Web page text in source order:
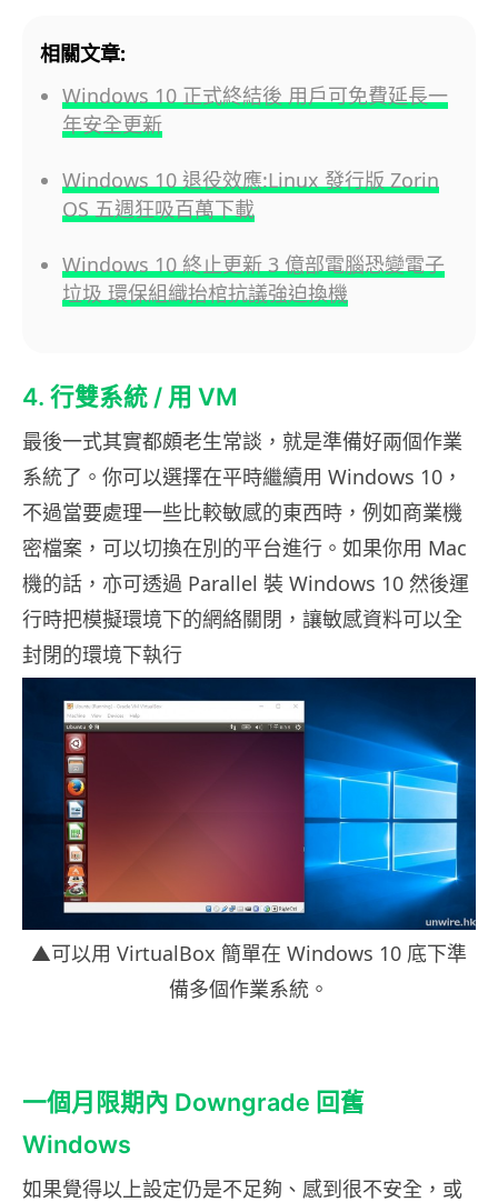
相關文章:
Windows 10 正式終結後 用戶可免費延長一
年安全更新
Windows 10 退役效應:Linux 發行版 Zorin
OS 五週狂吸百萬下載
Windows 10 終止更新 3 億部電腦恐變電子
垃圾 環保組織抬棺抗議強迫換機
4. 行雙系統 / 用 VM
最後一式其實都頗老生常談，就是準備好兩個作業
系統了。你可以選擇在平時繼續用 Windows 10，
不過當要處理一些比較敏感的東西時，例如商業機
密檔案，可以切換在別的平台進行。如果你用 Mac
機的話，亦可透過 Parallel 裝 Windows 10 然後運
行時把模擬環境下的網絡關閉，讓敏感資料可以全
封閉的環境下執行
▲可以用 VirtualBox 簡單在 Windows 10 底下準
備多個作業系統。
一個月限期內 Downgrade 回舊
Windows
如果覺得以上設定仍是不足夠、感到很不安全，或